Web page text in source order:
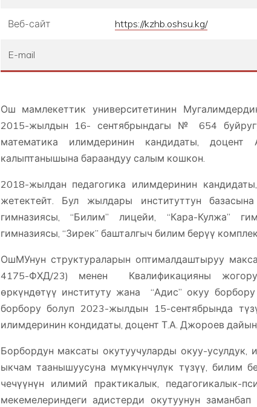
Веб-сайт https://kzhb.oshsu.kg/
E-mail
Ош мамлекеттик университетинин
2015-жылдын 16- сентябрындагы № 654
математика илимдеринин кандидаты,
калыптанышына бараандуу салым кошкон.
2018-жылдан педагогика илимдеринин
жетектейт. Бул жылдары институттун
гимназиясы, “Билим” лицейи, “Кара-Кулжа”
гимназиясы, “Зирек” башталгыч билим берүү
ОшМУнун структураларын оптималдаштыруу
4175-ФХД/23) менен Квалификацияны
өркүндөтүү институту жана “Адис” окуу
борбору болуп 2023-жылдын 15-сентябрында
илимдеринин кондидаты, доцент Т.А. Джороев
Борбордун максаты окутуучуларды окуу-
ыкчам таанышуусуна мүмкүнчүлүк түзүү, билим
чечүүнүн илимий практикалык, педагогикалык-
мекемелериндеги адистерди окутуунун